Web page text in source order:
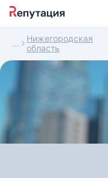
Нижегородская
область